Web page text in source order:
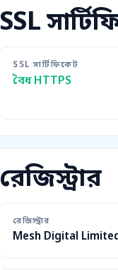
SSL
SSL সার্টিফিকেট
বৈধ HTTPS
রেজিস্ট্রার
রেজিস্ট্রার
Mesh Digital